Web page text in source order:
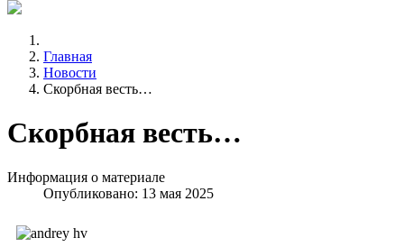
Главная
Новости
Скорбная весть…
Скорбная весть…
Информация о материале
Опубликовано: 13 мая 2025